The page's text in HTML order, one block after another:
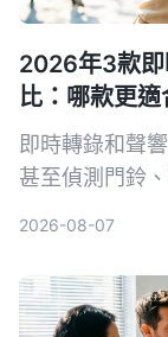
2026年3款即
比：哪款更適
即時轉錄和聲
甚至偵測門鈴
較，幫你找到
2026-08-07